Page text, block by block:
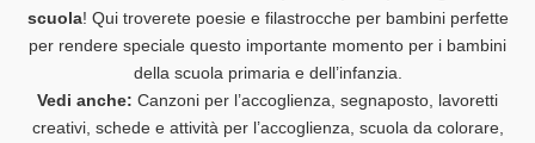
scuola! Qui troverete poesie e filastrocche per bambiniperfette
per rendere speciale questo importante momento per i bambini
della scuola primaria e dell’infanzia.
Vedi anche: Canzoni per l’accoglienza, segnaposto, lavoretti
creativi, schede e attività per l’accoglienza, scuola da colorare,